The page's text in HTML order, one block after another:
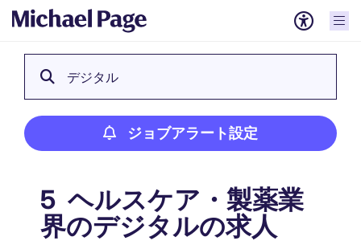
デジタル
ジョブアラート設定
5 ヘルスケア・製薬業
界のデジタルの求人